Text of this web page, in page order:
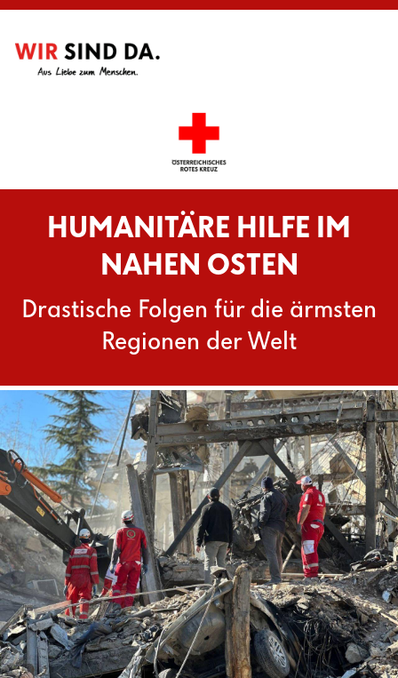
HUMANITÄRE HILFE IM
NAHEN OSTEN
Drastische Folgen für die ärmsten
Regionen der Welt